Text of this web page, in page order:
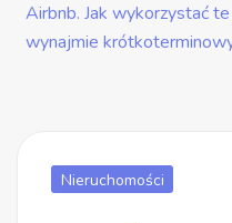
Airbnb. Jak wykorzystać
wynajmie
Nieruchomości